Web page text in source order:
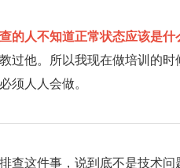
的人不知道正常状态应该是什
过他。所以我现在做培训的
须人人会做。
查这件事，说到底不是技术